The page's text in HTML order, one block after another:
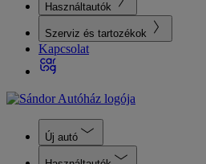
Használtautók
Szerviz és tartozékok
Kapcsolat
Új autó